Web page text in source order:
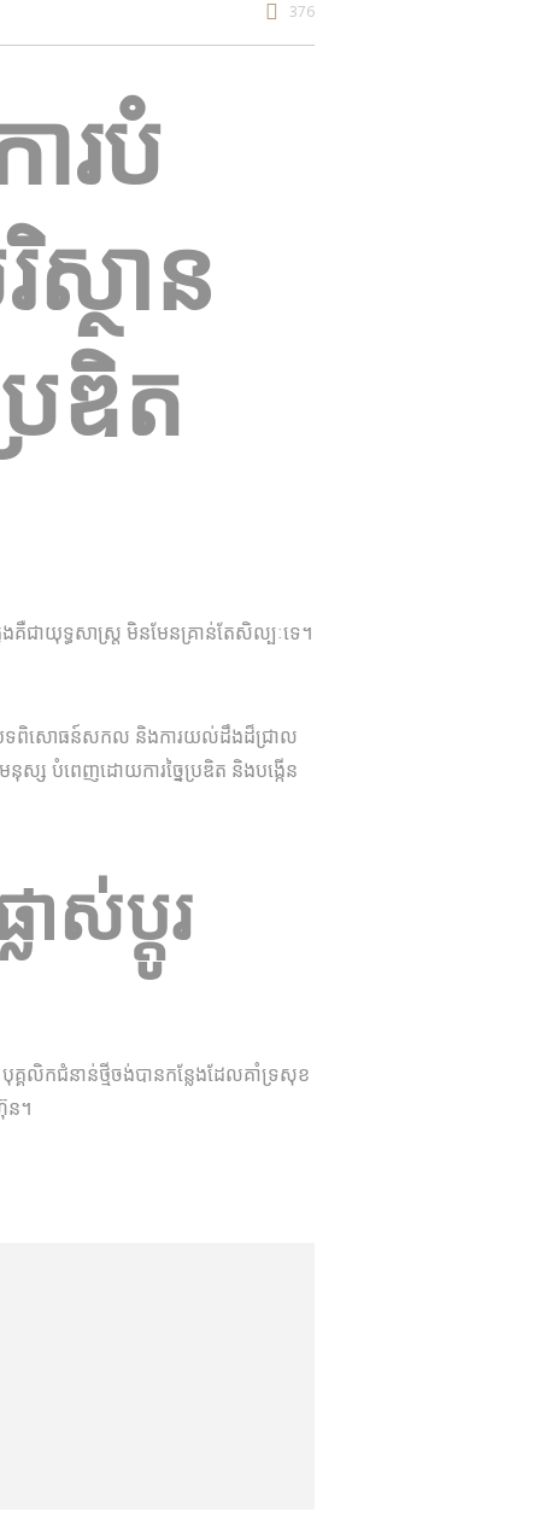
376
ារបំ
ថាន
រឌិត
ងគឺជាយុទ្ធសាស្ត្រ មិនមែនគ្រាន់តែសិល្បៈទេ។
ើបទពិសោធន៍​សកល និង​ការយល់ដឹង​ដ៏ជ្រាល
មនុស្ស បំពេញដោយ​ការច្នៃប្រឌិត និង​បង្កើន​
ាស់ប្តូរ​
គ្គលិក​ជំនាន់ថ្មី​ចង់​បាន​កន្លែងដែល​គាំទ្រ​សុខ
ន។